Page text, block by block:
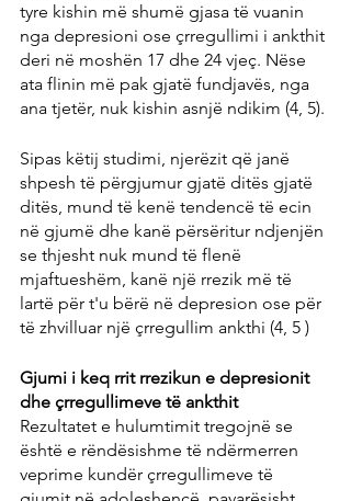
tyre kishin më shumë gjasa të vuanin
nga depresioni ose çrregullimi i ankthit
deri në moshën 17 dhe 24 vjeç. Nëse
ata flinin më pak gjatë fundjavës, nga
ana tjetër, nuk kishin asnjë ndikim (4, 5).
Sipas këtij studimi, njerëzit që janë
shpesh të përgjumur gjatë ditës gjatë
ditës, mund të kenë tendencë të ecin
në gjumë dhe kanë përsëritur ndjenjën
se thjesht nuk mund të flenë
mjaftueshëm, kanë një rrezik më të
lartë për t'u bërë në depresion ose për
të zhvilluar një çrregullim ankthi (4, 5 )
Gjumi i keq rrit rrezikun e depresionit
dhe çrregullimeve të ankthit
Rezultatet e hulumtimit tregojnë se
është e rëndësishme të ndërmerren
veprime kundër çrregullimeve të